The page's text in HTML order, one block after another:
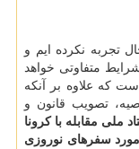
تجربه نکرده ایم و
متفاوتی خواهد
که علاوه بر آنکه
تصویب قانون و
ملی مقابله با کرونا
سفرهای نوروزی